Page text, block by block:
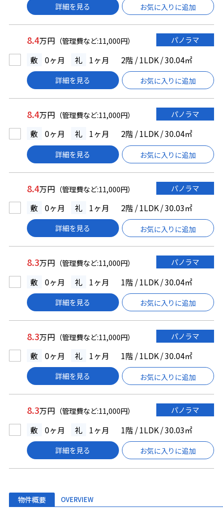
詳細を見る お気に入りに追加
8.4万円 （管理費など:11,000円） パノラマ
敷 0ヶ月 礼 1ヶ月 2階 / 1LDK / 30.04㎡
詳細を見る お気に入りに追加
8.4万円 （管理費など:11,000円） パノラマ
敷 0ヶ月 礼 1ヶ月 2階 / 1LDK / 30.04㎡
詳細を見る お気に入りに追加
8.4万円 （管理費など:11,000円） パノラマ
敷 0ヶ月 礼 1ヶ月 2階 / 1LDK / 30.03㎡
詳細を見る お気に入りに追加
8.3万円 （管理費など:11,000円） パノラマ
敷 0ヶ月 礼 1ヶ月 1階 / 1LDK / 30.04㎡
詳細を見る お気に入りに追加
8.3万円 （管理費など:11,000円） パノラマ
敷 0ヶ月 礼 1ヶ月 1階 / 1LDK / 30.04㎡
詳細を見る お気に入りに追加
8.3万円 （管理費など:11,000円） パノラマ
敷 0ヶ月 礼 1ヶ月 1階 / 1LDK / 30.03㎡
詳細を見る お気に入りに追加
物件概要 OVERVIEW